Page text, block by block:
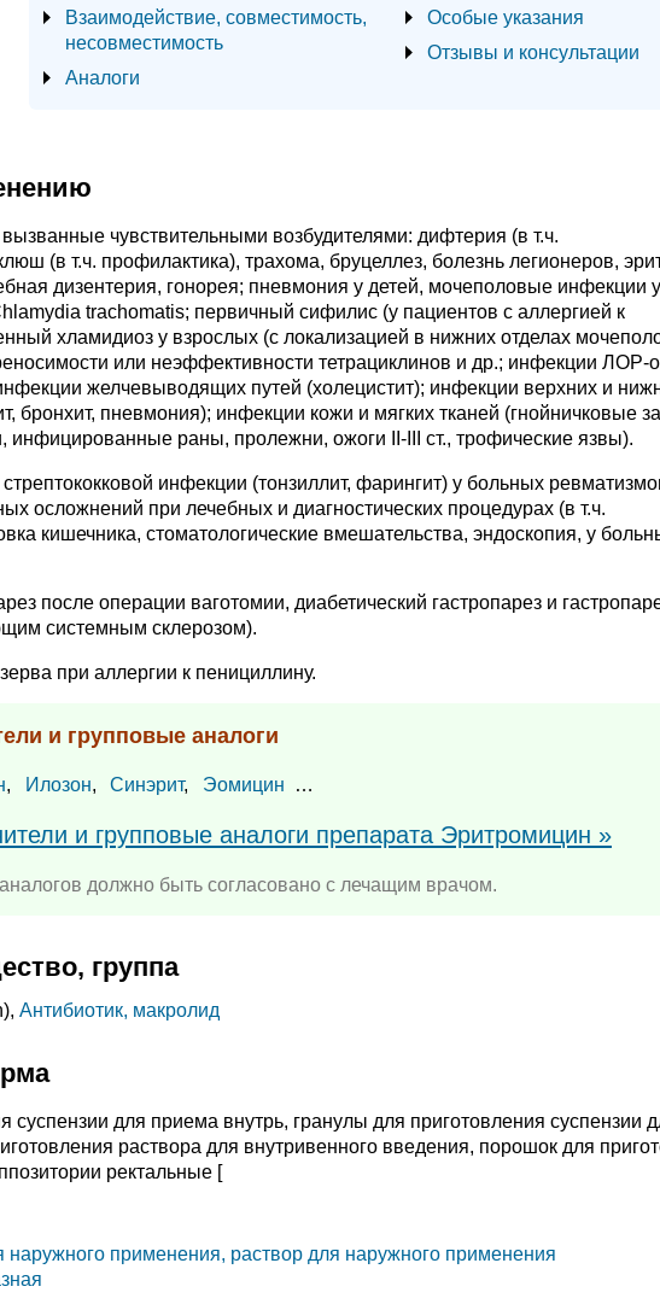
Взаимодействие, совместимость,
несовместимость
Аналоги
Особые указания
Отзывы и консультации
чувствительными возбудителями: дифтерия (в т.ч.
(в т.ч. профилактика), трахома, бруцеллез, болезнь легионеров,
дизентерия, гонорея; пневмония у детей, мочеполовые инфекции у
trachomatis; первичный сифилис (у пациентов с аллергией к
хламидиоз у взрослых (с локализацией в нижних отделах
или неэффективности тетрациклинов и др.; инфекции ЛОР-
инфекции желчевыводящих путей (холецистит); инфекции верхних и
бронхит, пневмония); инфекции кожи и мягких тканей (гнойничковые
инфицированные раны, пролежни, ожоги II-III ст., трофические язвы).
инфекции (тонзиллит, фарингит) у больных
осложнений при лечебных и диагностических процедурах (в т.ч.
кишечника, стоматологические вмешательства, эндоскопия, у
после операции ваготомии, диабетический гастропарез и
системным склерозом).
при аллергии к пенициллину.
и групповые аналоги
, Илозон, Синэрит, Эомицин …
и групповые аналоги препарата Эритромицин »
должно быть согласовано с лечащим врачом.
группа
Антибиотик, макролид
суспензии для приема внутрь, гранулы для приготовления суспензии
раствора для внутривенного введения, порошок для
ректальные [
применения, раствор для наружного применения